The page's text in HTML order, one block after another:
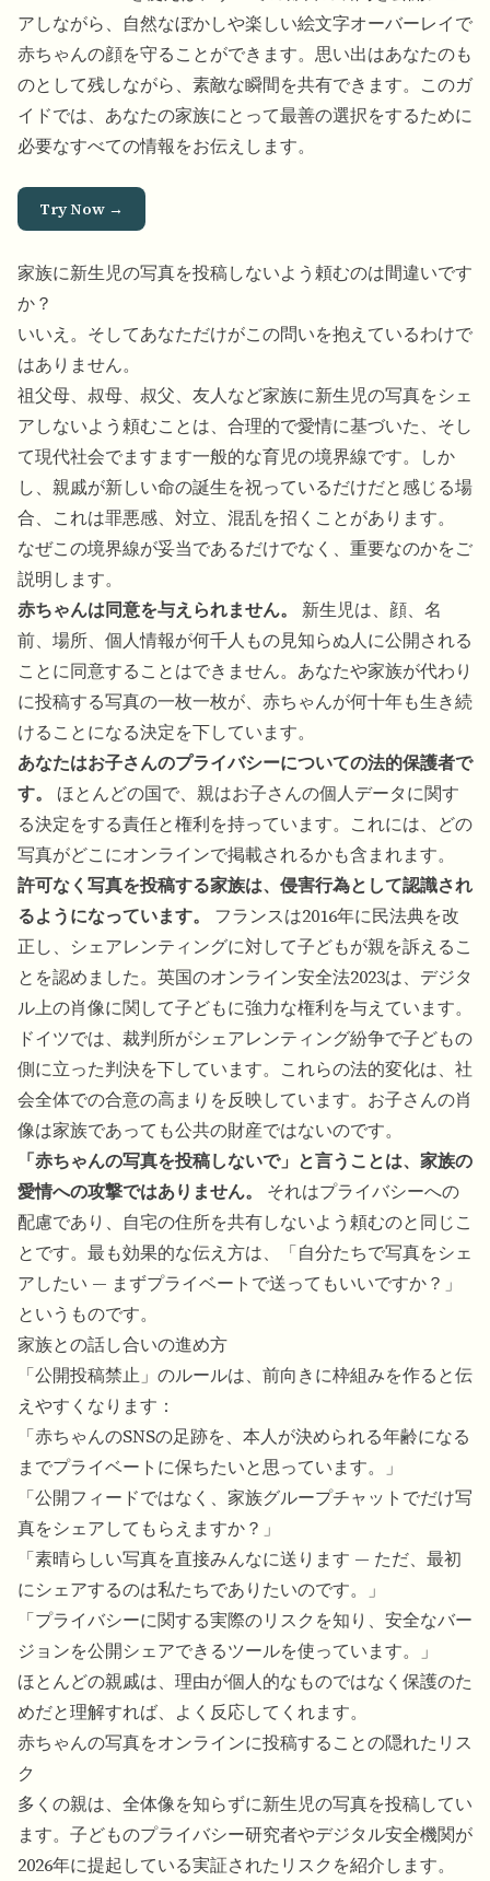
アしながら、自然なぼかしや楽しい絵文字オーバーレイで
赤ちゃんの顔を守ることができます。思い出はあなたのも
のとして残しながら、素敵な瞬間を共有できます。このガ
イドでは、あなたの家族にとって最善の選択をするために
必要なすべての情報をお伝えします。
Try Now →
家族に新生児の写真を投稿しないよう頼むのは間違いです
か？
いいえ。そしてあなただけがこの問いを抱えているわけで
はありません。
祖父母、叔母、叔父、友人など家族に新生児の写真をシェ
アしないよう頼むことは、合理的で愛情に基づいた、そし
て現代社会でますます一般的な育児の境界線です。しか
し、親戚が新しい命の誕生を祝っているだけだと感じる場
合、これは罪悪感、対立、混乱を招くことがあります。
なぜこの境界線が妥当であるだけでなく、重要なのかをご
説明します。
赤ちゃんは同意を与えられません。
新生児は、顔、名
前、場所、個人情報が何千人もの見知らぬ人に公開される
ことに同意することはできません。あなたや家族が代わり
に投稿する写真の一枚一枚が、赤ちゃんが何十年も生き続
けることになる決定を下しています。
あなたはお子さんのプライバシーについての法的保護者で
す。
ほとんどの国で、親はお子さんの個人データに関す
る決定をする責任と権利を持っています。これには、どの
写真がどこにオンラインで掲載されるかも含まれます。
許可なく写真を投稿する家族は、侵害行為として認識され
るようになっています。
フランスは2016年に民法典を改
正し、シェアレンティングに対して子どもが親を訴えるこ
とを認めました。英国のオンライン安全法2023は、デジタ
ル上の肖像に関して子どもに強力な権利を与えています。
ドイツでは、裁判所がシェアレンティング紛争で子どもの
側に立った判決を下しています。これらの法的変化は、社
会全体での合意の高まりを反映しています。お子さんの肖
像は家族であっても公共の財産ではないのです。
「赤ちゃんの写真を投稿しないで」と言うことは、家族の
愛情への攻撃ではありません。
それはプライバシーへの
配慮であり、自宅の住所を共有しないよう頼むのと同じこ
とです。最も効果的な伝え方は、「自分たちで写真をシェ
アしたい — まずプライベートで送ってもいいですか？」
というものです。
家族との話し合いの進め方
「公開投稿禁止」のルールは、前向きに枠組みを作ると伝
えやすくなります：
「赤ちゃんのSNSの足跡を、本人が決められる年齢になる
までプライベートに保ちたいと思っています。」
「公開フィードではなく、家族グループチャットでだけ写
真をシェアしてもらえますか？」
「素晴らしい写真を直接みんなに送ります — ただ、最初
にシェアするのは私たちでありたいのです。」
「プライバシーに関する実際のリスクを知り、安全なバー
ジョンを公開シェアできるツールを使っています。」
ほとんどの親戚は、理由が個人的なものではなく保護のた
めだと理解すれば、よく反応してくれます。
赤ちゃんの写真をオンラインに投稿することの隠れたリス
ク
多くの親は、全体像を知らずに新生児の写真を投稿してい
ます。子どものプライバシー研究者やデジタル安全機関が
2026年に提起している実証されたリスクを紹介します。